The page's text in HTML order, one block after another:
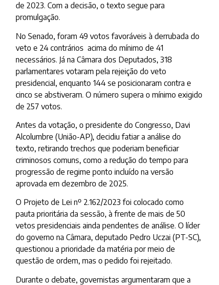
de 2023. Com a decisão, o texto segue para
promulgação.
No Senado, foram 49 votos favoráveis à derrubada do
veto e 24 contrários acima do mínimo de 41
necessários. Já na Câmara dos Deputados, 318
parlamentares votaram pela rejeição do veto
presidencial, enquanto 144 se posicionaram contra e
cinco se abstiveram. O número supera o mínimo exigido
de 257 votos.
Antes da votação, o presidente do Congresso, Davi
Alcolumbre (União-AP), decidiu fatiar a análise do
texto, retirando trechos que poderiam beneficiar
criminosos comuns, como a redução do tempo para
progressão de regime ponto incluído na versão
aprovada em dezembro de 2025.
O Projeto de Lei nº 2.162/2023 foi colocado como
pauta prioritária da sessão, à frente de mais de 50
vetos presidenciais ainda pendentes de análise. O líder
do governo na Câmara, deputado Pedro Uczai (PT-SC),
questionou a prioridade da matéria por meio de
questão de ordem, mas o pedido foi rejeitado.
Durante o debate, governistas argumentaram que a